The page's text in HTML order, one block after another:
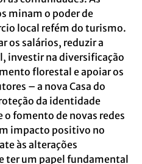
minam o poder de
local refém do turismo.
os salários, reduzir a
na diversificação
florestal e apoiar os
– a nova Casa do
da identidade
o fomento de novas redes
impacto positivo no
às alterações
ter um papel fundamental